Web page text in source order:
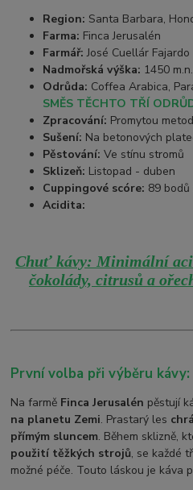
Region: Santa Barbara,
Farma: Finca Jerusalén
Farmář: José Cuellár Fajardo
Nadmořská výška: 1450
Odrůda: Coffea Arabica,
SMĚS TĚCHTO TŘÍ
Zpracování: Promytou
Sušení: Na betonových
Pěstování: Ve stínu stromů
Sklizeň: Listopad - duben
Cuppingové scóre: 89
Acidita:
Chuť kávy: Minimální
čokolády, citrusů a
První volba při výběru
Na farmě Finca Jerusalén pěstují
na planetu Zemi. Prastarý les
přímým sluncem. Během sklizně,
použití těžkých strojů, se každé
možné péče. Touto láskou je káva